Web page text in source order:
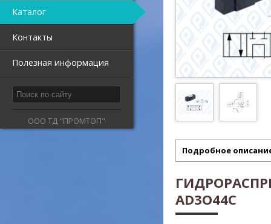
Каталог
Контакты
Полезная информация
ООО ТД "ПРОМТОП"
Подробное
AD3O44C